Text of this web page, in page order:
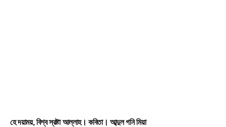
হে দয়াময়, বিশ্ব স্রষ্টা আল্লাহ। কবিতা। আব্দুল গনি মিয়া